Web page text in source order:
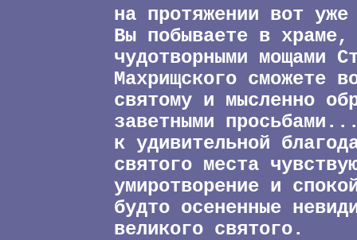
на протяжении вот
Вы побываете в храме,
чудотворными мощами
Махрищского сможете
святому и мысленно
заветными
к удивительной
святого места
умиротворение и
будто осененные
великого святого.